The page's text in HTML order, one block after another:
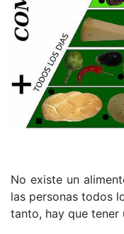
No existe un
las personas todos
tanto, hay que tener